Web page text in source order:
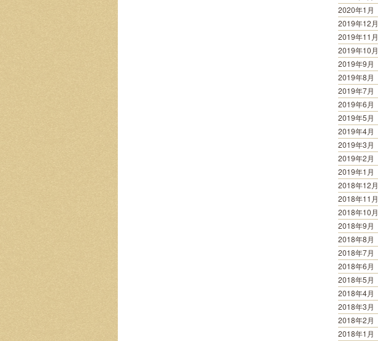
2020年1月
2019年12月
2019年11月
2019年10月
2019年9月
2019年8月
2019年7月
2019年6月
2019年5月
2019年4月
2019年3月
2019年2月
2019年1月
2018年12月
2018年11月
2018年10月
2018年9月
2018年8月
2018年7月
2018年6月
2018年5月
2018年4月
2018年3月
2018年2月
2018年1月